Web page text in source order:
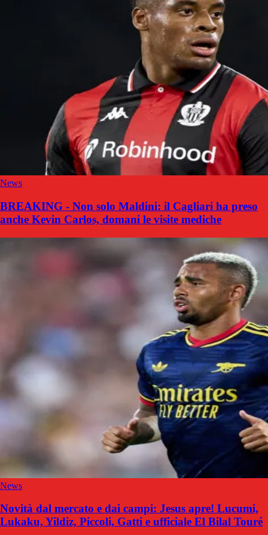
News
BREAKING - Non solo Maldini: il Cagliari ha preso
anche Kevin Carlos, domani le visite mediche
News
Novità dal mercato e dai campi: Jesus apre! Lucumi,
Lukaku, Yildiz, Piccoli, Gatti e ufficiale El Bilal Touré